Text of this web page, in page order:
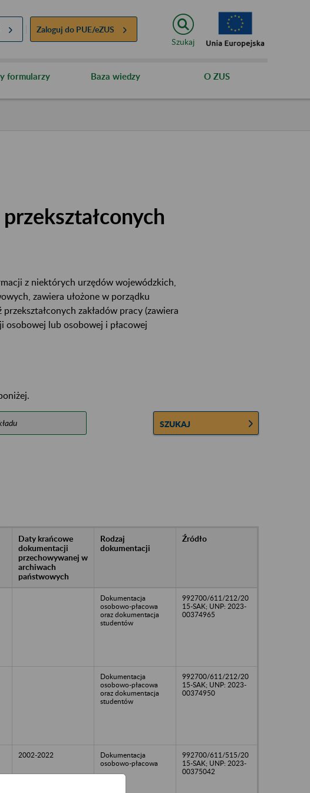
Zaloguj do PUE/eZUS
Szukaj
formularzy Baza wiedzy O ZUS
z niektórych urzędów wojewódzkich,
zawiera ułożone w porządku
zakładów pracy (zawiera
lub osobowej i płacowej
SZUKAJ
Daty krańcowe
dokumentacji
przechowywanej w
archiwach
państwowych
Rodzaj
dokumentacji
Źródło
Dokumentacja
osobowo-płacowa
oraz dokumentacja
studentów
992700/611/212/20
15-SAK; UNP: 2023-
00374965
Dokumentacja
osobowo-płacowa
oraz dokumentacja
studentów
992700/611/212/20
15-SAK; UNP: 2023-
00374950
2002-2022
Dokumentacja
osobowo-płacowa
992700/611/515/20
15-SAK; UNP: 2023-
00375042